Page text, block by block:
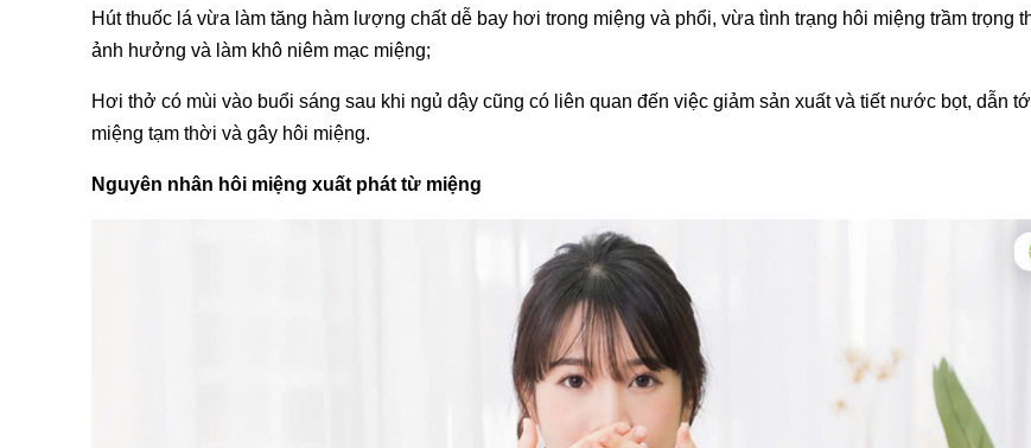
Hút thuốc lá vừa làm tăng hàm lượng chất dễ bay hơi trong miệng và phổi, vừa tình trạng hôi miệng trầm trọng
ảnh hưởng và làm khô niêm mạc miệng;
Hơi thở có mùi vào buổi sáng sau khi ngủ dậy cũng có liên quan đến việc giảm sản xuất và tiết nước bọt, dẫn
miệng tạm thời và gây hôi miệng.
Nguyên nhân hôi miệng xuất phát từ miệng